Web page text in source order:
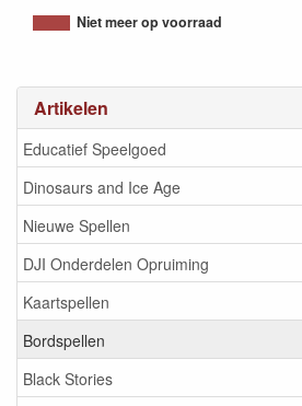
Artikelen
Educatief Speelgoed
Dinosaurs and Ice Age
Nieuwe Spellen
DJI Onderdelen Opruiming
Kaartspellen
Bordspellen
Black Stories
Niet meer op voorraad